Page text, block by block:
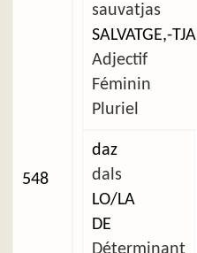
548
sauvatjas
SALVATGE,-TJA
Adjectif
Féminin
Pluriel
daz
dals
LO/LA
DE
Déterminant